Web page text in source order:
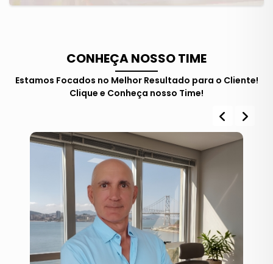
CONHEÇA NOSSO TIME
Estamos Focados no Melhor Resultado para o Cliente!
Clique e Conheça nosso Time!